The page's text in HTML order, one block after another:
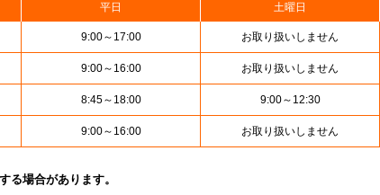
平日 土曜日
9:00～17:00 お取り扱いしません
9:00～16:00 お取り扱いしません
8:45～18:00 9:00～12:30
9:00～16:00 お取り扱いしません
る場合があります。